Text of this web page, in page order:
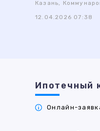
Казань,
12.04.2026 07:38
Ипотечный
Онлайн-